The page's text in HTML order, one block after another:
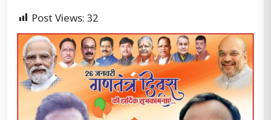
Post Views: 32